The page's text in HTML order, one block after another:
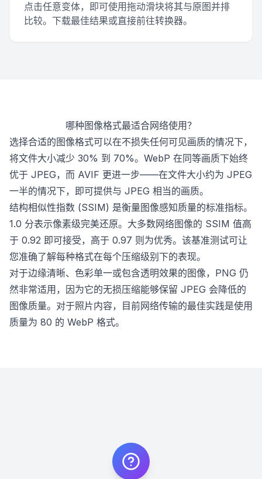
点击任意变体，即可使用拖动滑块将其与原图并排
比较。下载最佳结果或直接前往转换器。
哪种图像格式最适合网络使用？
选择合适的图像格式可以在不损失任何可见画质的情况下，
将文件大小减少 30% 到 70%。WebP 在同等画质下始终
优于 JPEG，而 AVIF 更进一步——在文件大小约为 JPEG
一半的情况下，即可提供与 JPEG 相当的画质。
结构相似性指数 (SSIM) 是衡量图像感知质量的标准指标。
1.0 分表示像素级完美还原。大多数网络图像的 SSIM 值高
于 0.92 即可接受，高于 0.97 则为优秀。该基准测试可让
您准确了解每种格式在每个压缩级别下的表现。
对于边缘清晰、色彩单一或包含透明效果的图像，PNG 仍
然非常适用，因为它的无损压缩能够保留 JPEG 会降低的
图像质量。对于照片内容，目前网络传输的最佳实践是使用
质量为 80 的 WebP 格式。